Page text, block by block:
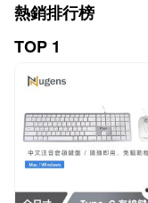
熱銷排行榜
TOP 1